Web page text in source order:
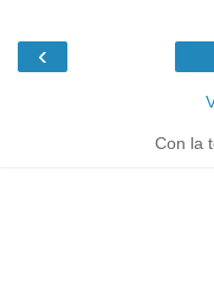
‹
Con la